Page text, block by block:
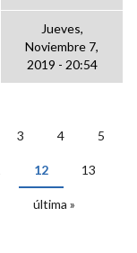
Jueves,
Noviembre 7,
2019 - 20:54
3 4 5
12 13
última »